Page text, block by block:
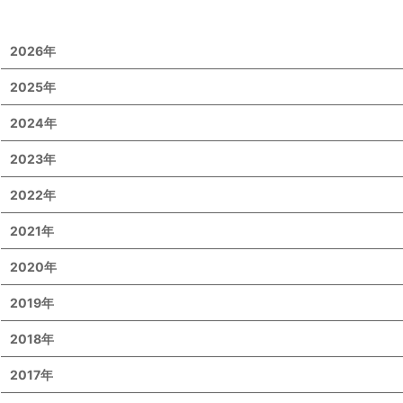
2026年
2025年
2024年
2023年
2022年
2021年
2020年
2019年
2018年
2017年